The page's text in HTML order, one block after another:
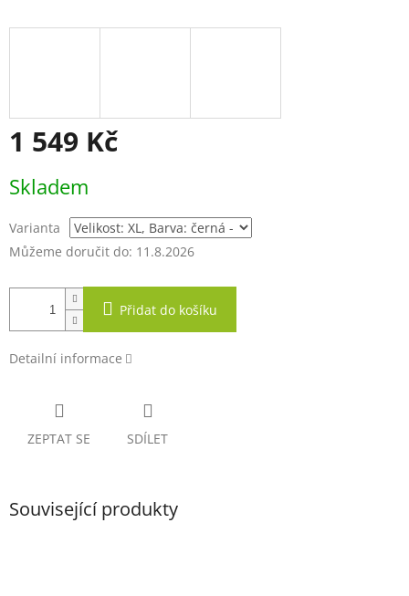
1 549 Kč
cena:
Skladem
Varianta
Můžeme doručit do: 11.8.2026
Přidat do košíku
Detailní informace
ZEPTAT SE SDÍLET
Související produkty